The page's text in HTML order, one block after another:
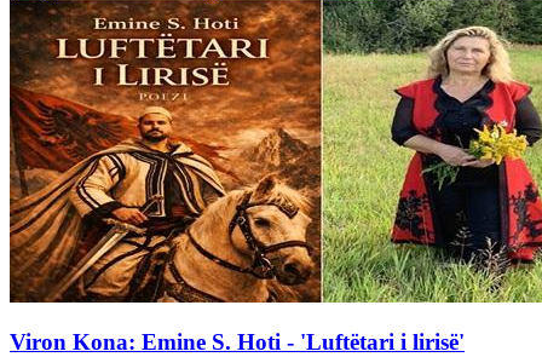
Viron Kona: Emine S. Hoti - 'Luftëtari i lirisë'